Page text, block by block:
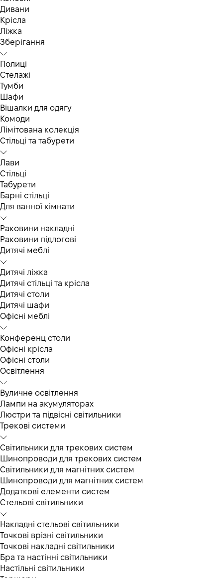
Дивани
Крісла
Ліжка
Зберігання
Полиці
Стелажі
Тумби
Шафи
Вішалки для одягу
Комоди
Лімітована колекція
Стільці та табурети
Лави
Стільці
Табурети
Барні стільці
Для ванної кімнати
Раковини накладні
Раковини підлогові
Дитячі меблі
Дитячі ліжка
Дитячі стільці та крісла
Дитячі столи
Дитячі шафи
Офісні меблі
Конференц столи
Офісні крісла
Офісні столи
Освітлення
Вуличне освітлення
Лампи на акумуляторах
Люстри та підвісні світильники
Трекові системи
Світильники для трекових систем
Шинопроводи для трекових систем
Світильники для магнітних систем
Шинопроводи для магнітних систем
Додаткові елементи систем
Cтельові світильники
Накладні стельові світильники
Точкові врізні світильники
Точкові накладні світильники
Бра та настінні світильники
Настільні світильники